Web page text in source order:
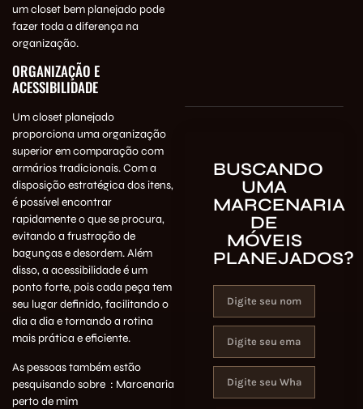
um closet bem planejado pode
fazer toda a diferença na
organização.
ORGANIZAÇÃO E
ACESSIBILIDADE
Um closet planejado
proporciona uma organização
superior em comparação com
armários tradicionais. Com a
disposição estratégica dos itens,
é possível encontrar
rapidamente o que se procura,
evitando a frustração de
bagunças e desordem. Além
disso, a acessibilidade é um
ponto forte, pois cada peça tem
seu lugar definido, facilitando o
dia a dia e tornando a rotina
mais prática e eficiente.
As pessoas também estão
pesquisando sobre : Marcenaria
perto de mim
BUSCANDO
UMA
MARCENARIA
DE
MÓVEIS
PLANEJADOS?